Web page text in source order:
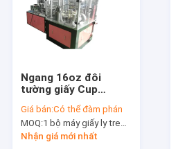
Ngang 16oz đôi
tường giấy Cup
Giấy Cup Làm Nhà
máy Giấy Cup tay
máy
Giá bán:Có thể đàm phán
MOQ:1 bộ máy giấy ly treo tường đôi
Nhận giá mới nhất